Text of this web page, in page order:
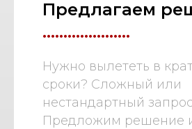
Предлагаем
.....................
Нужно вылететь в
сроки? Сложный или
нестандартный
Предложим решение